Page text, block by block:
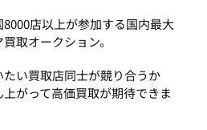
店以上が参加する国内最大
取オークション。
い買取店同士が競り合うか
がって高価買取が期待できま